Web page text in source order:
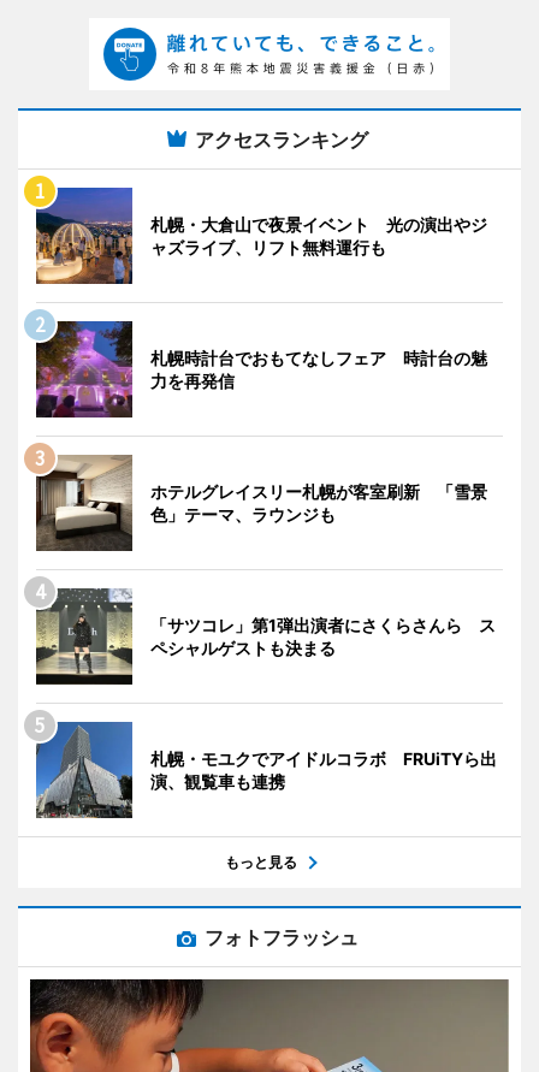
アクセスランキング
札幌・大倉山で夜景イベント 光の演出やジ
ャズライブ、リフト無料運行も
札幌時計台でおもてなしフェア 時計台の魅
力を再発信
ホテルグレイスリー札幌が客室刷新 「雪景
色」テーマ、ラウンジも
「サツコレ」第1弾出演者にさくらさんら ス
ペシャルゲストも決まる
札幌・モユクでアイドルコラボ FRUiTYら出
演、観覧車も連携
もっと見る
フォトフラッシュ